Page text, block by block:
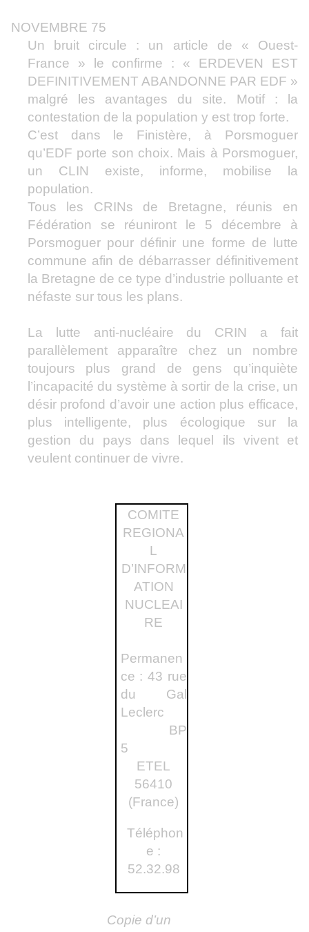
NOVEMBRE 75
Un bruit circule : un article de « Ouest-
France » le confirme : « ERDEVEN EST
DEFINITIVEMENT ABANDONNE PAR EDF »
malgré les avantages du site. Motif : la
contestation de la population y est trop forte.
C’est dans le Finistère, à Porsmoguer
qu’EDF porte son choix. Mais à Porsmoguer,
un CLIN existe, informe, mobilise la
population.
Tous les CRINs de Bretagne, réunis en
Fédération se réuniront le 5 décembre à
Porsmoguer pour définir une forme de lutte
commune afin de débarrasser définitivement
la Bretagne de ce type d’industrie polluante et
néfaste sur tous les plans.
La lutte anti-nucléaire du CRIN a fait
parallèlement apparaître chez un nombre
toujours plus grand de gens qu’inquiète
l’incapacité du système à sortir de la crise, un
désir profond d’avoir une action plus efficace,
plus intelligente, plus écologique sur la
gestion du pays dans lequel ils vivent et
veulent continuer de vivre.
COMITE
REGIONA
L
D’INFORM
ATION
NUCLEAI
RE
Permanen
ce : 43 rue
du Gal
Leclerc
BP
5
ETEL
56410
(France)
Téléphon
e :
52.32.98
Copie d’un